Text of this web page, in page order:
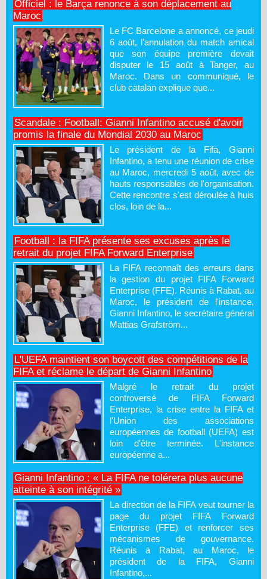
Officiel : le Barça renonce à son déplacement au
Maroc
Le FC Barcelone a annoncé, ce jeudi
6 août, l'annulation du match amical
que son équipe première devait
disputer le 15 août à Tanger, au
Maroc. Dans un communiqué, le
club catalan explique que...
Scandale : Football: Gianni Infantino accusé d'avoir
promis la finale du Mondial 2030 au Maroc
Le président de la Fifa, Gianni
Infantino, a tenu une réunion de crise
au Maroc, mercredi 5 août, avec de
hauts responsables de l'organisation.
Cette rencontre s'est déroulée à huis
clos, loin de la...
Football : la FIFA présente ses excuses après le
retrait du projet FIFA Forward Enterprise
La FIFA reconnaît des erreurs dans
la gestion du projet FIFA Forward
Enterprise (FFE). Réunis à Rabat, au
Maroc, le président de l'instance,
Gianni Infantino, le secrétaire général
Mattias Grafström...
L'UEFA maintient son boycott des compétitions de la
FIFA et réclame le départ de Gianni Infantino
Malgré le retrait du projet
controversé de FIFA Forward
Enterprise, la crise entre la FIFA et
l'Union des associations
européennes de football (UEFA) est
loin d'être terminée. L'instance
européenne a...
Gianni Infantino : « La FIFA ne tolérera plus aucune
atteinte à son intégrité »
La direction de la FIFA veut tourner la
page du projet FIFA Forward
Enterprise (FFE) et renforcer ses
mécanismes de gouvernance.
Réunis à Rabat, au Maroc, le
président de la FIFA, Gianni
Infantino,...